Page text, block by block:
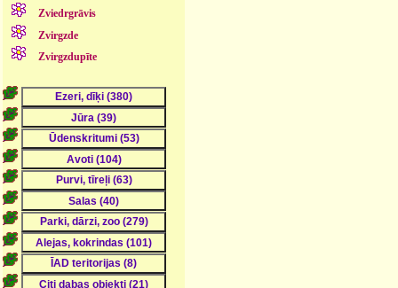
Zviedrgrāvis
Zvirgzde
Zvirgzdupīte